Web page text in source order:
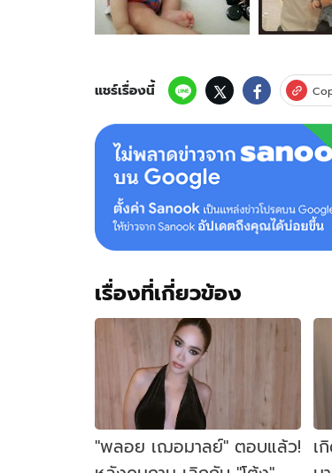
พลอย
ภรรยา
โพสต์
เปรียบ
คน
ทำให้
เจ็บ
เหมือน
กระดาษ
ทราย
แชร์เรื่องนี้
เรื่องที่เกี่ยวข้อง
"พลอย เฌอมาลย์" ตอบแล้ว! เ